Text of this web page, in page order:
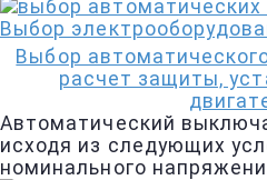
Выбор
Выбор
расчет защиты,
Автоматический
исходя из следующих
номинального